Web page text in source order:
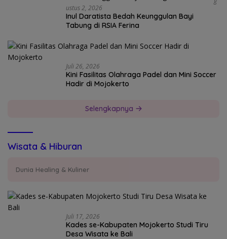
Ustus 2, 2026
Inul Daratista Bedah Keunggulan Bayi
Tabung di RSIA Ferina
Juli 26, 2026
Kini Fasilitas Olahraga Padel dan Mini Soccer
Hadir di Mojokerto
Selengkapnya
Wisata & Hiburan
Dunia Healing & Kuliner
Juli 17, 2026
Kades se-Kabupaten Mojokerto Studi Tiru
Desa Wisata ke Bali